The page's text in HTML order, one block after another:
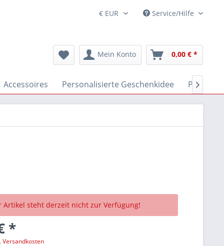
Service/Hilfe
Mein Konto 0,00 € *
Accessoires Personalisierte Geschenkidee 
Artikel steht derzeit nicht zur Verfügung!
*
Versandkosten